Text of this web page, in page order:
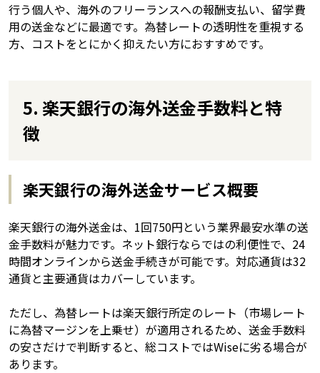
行う個人や、海外のフリーランスへの報酬支払い、留学費
用の送金などに最適です。為替レートの透明性を重視する
方、コストをとにかく抑えたい方におすすめです。
5. 楽天銀行の海外送金手数料と特
徴
楽天銀行の海外送金サービス概要
楽天銀行の海外送金は、1回750円という業界最安水準の送
金手数料が魅力です。ネット銀行ならではの利便性で、24
時間オンラインから送金手続きが可能です。対応通貨は32
通貨と主要通貨はカバーしています。
ただし、為替レートは楽天銀行所定のレート（市場レート
に為替マージンを上乗せ）が適用されるため、送金手数料
の安さだけで判断すると、総コストではWiseに劣る場合が
あります。